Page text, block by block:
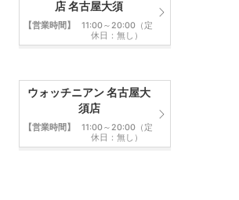
店 名古屋大須
【営業時間】
11:00～20:00（定
休日：無し）
ウォッチニアン 名古屋大
須店
【営業時間】
11:00～20:00（定
休日：無し）